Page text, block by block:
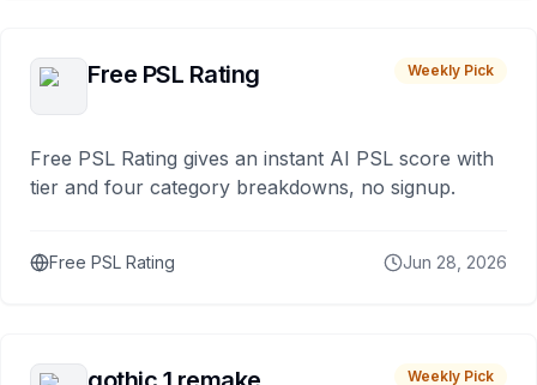
Free PSL Rating Weekly Pick
Free PSL Rating gives an instant AI PSL score with
tier and four category breakdowns, no signup.
Free PSL Rating Jun 28, 2026
Weekly Pick